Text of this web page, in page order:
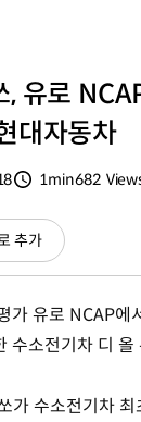
, 유로
대자동차
1min682
추가(새
창
가 유로 NCAP에
수소전기차 디 올
가 수소전기차 최